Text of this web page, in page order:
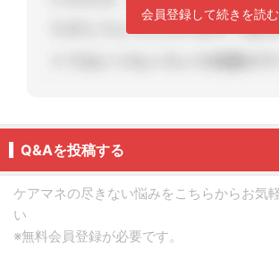
会員登録して続きを読む
Q&Aを投稿する